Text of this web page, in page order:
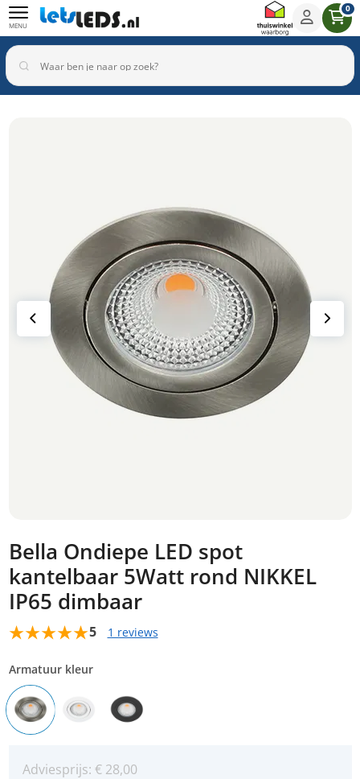
MENU
0
Bella Ondiepe LED spot
kantelbaar 5Watt rond NIKKEL
IP65 dimbaar
5 1 reviews
Armatuur kleur
Adviesprijs: € 28,00